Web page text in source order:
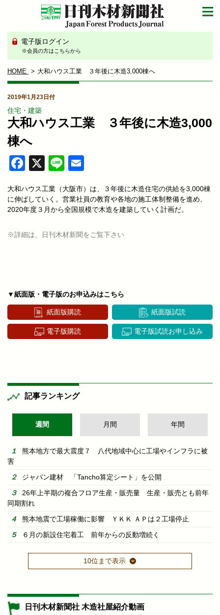
電子版ログイン
※会員の方はこちらから
HOME 大和ハウス工業 ３年後に木造3,000棟へ
2019年1月23日付
住宅・建築
大和ハウス工業 ３年後に木造3,000
棟へ
Facebook
X Line
大和ハウス工業（大阪市）は、３年後に木造住宅の供給を3,000棟
に伸ばしていく。営業社員の教育や各地の施工体制整備を進め、
2020年度３月から全国規模で木造を建築していく計画だ。
※詳細は、日刊木材新聞をご覧下さい
▼紙面版・電子版のお申込みはこちら
紙面版購読 紙面版試読
電子版購読 電子版試読お申し込み
記事ランキング
週間 月間 年間
熊本地方で最大震度７ 八代地域中心に工場やインフラに被
害
ジャパン建材 「Tancho算定シート」を公開
26年上半期の複合フロア生産・販売量 生産・販売とも前年
同期割れ
熊本地震で工場稼働に影響 ＹＫＫ ＡＰは２工場停止
６月の新設住宅着工 前年からの反動増続く
10位まで表示
日刊木材新聞社 木造社屋紹介動画